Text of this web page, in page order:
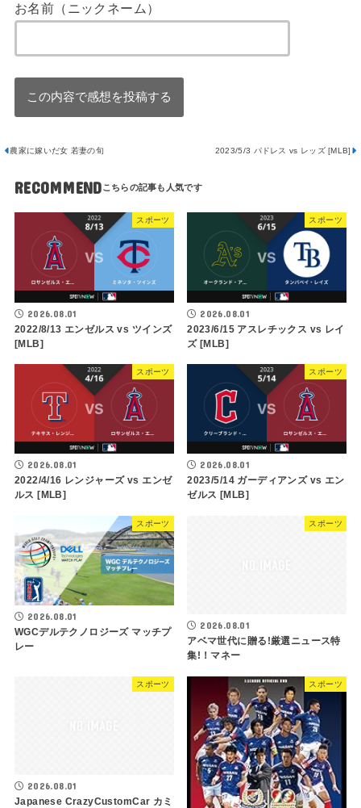
お名前（ニックネーム）
農家に嫁いだ女 若妻の旬 2023/5/3 パドレス vs レッズ [MLB]
RECOMMEND
スポーツ
2026.08.01
2022/8/13 エンゼルス vs ツインズ
[MLB]
スポーツ
2026.08.01
2023/6/15 アスレチックス vs レイ
ズ [MLB]
スポーツ
2026.08.01
2022/4/16 レンジャーズ vs エンゼ
ルス [MLB]
スポーツ
2026.08.01
2023/5/14 ガーディアンズ vs エン
ゼルス [MLB]
スポーツ
2026.08.01
WGCデルテクノロジーズ マッチプ
レー
スポーツ
2026.08.01
アベマ世代に贈る!厳選ニュース特
集!！マネー
スポーツ
2026.08.01
Japanese CrazyCustomCar カミ
スポーツ